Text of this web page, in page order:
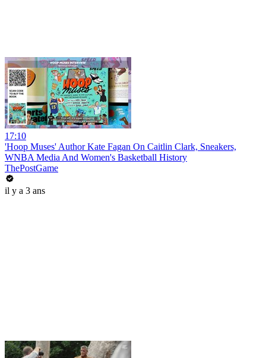
17:10
'Hoop Muses' Author Kate Fagan On Caitlin Clark, Sneakers,
WNBA Media And Women's Basketball History
ThePostGame
il y a 3 ans